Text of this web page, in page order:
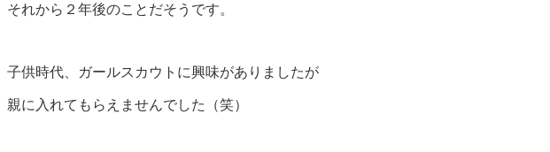
それから２年後のことだそうです。
子供時代、ガールスカウトに興味がありましたが
親に入れてもらえませんでした（笑）